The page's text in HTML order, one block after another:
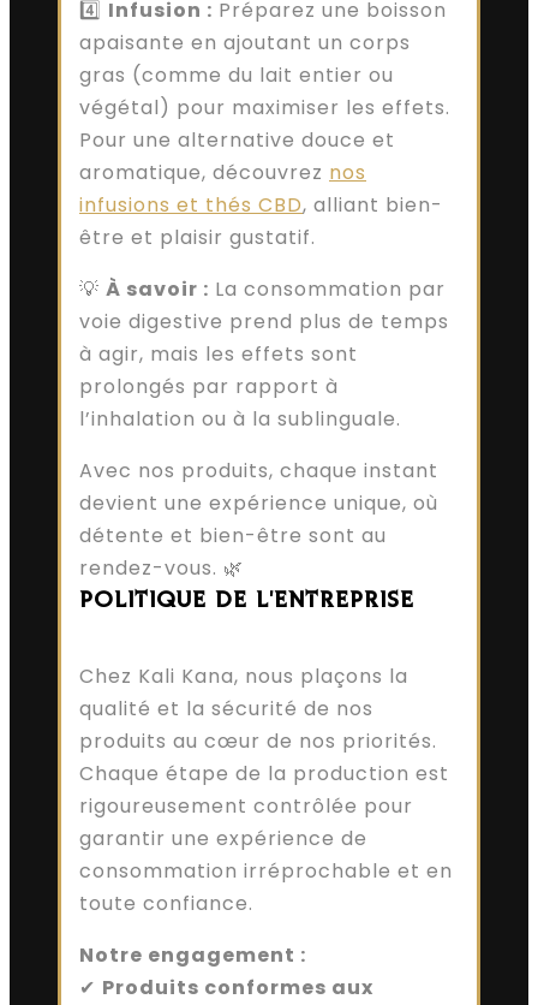
4️⃣ Infusion : Préparez une boisson
apaisante en ajoutant un corps
gras (comme du lait entier ou
végétal) pour maximiser les effets.
Pour une alternative douce et
aromatique, découvrez nos
infusions et thés CBD, alliant bien-
être et plaisir gustatif.
💡 À savoir : La consommation par
voie digestive prend plus de temps
à agir, mais les effets sont
prolongés par rapport à
l’inhalation ou à la sublinguale.
Avec nos produits, chaque instant
devient une expérience unique, où
détente et bien-être sont au
rendez-vous. 🌿
POLITIQUE DE L'ENTREPRISE
Chez Kali Kana, nous plaçons la
qualité et la sécurité de nos
produits au cœur de nos priorités.
Chaque étape de la production est
rigoureusement contrôlée pour
garantir une expérience de
consommation irréprochable et en
toute confiance.
Notre engagement :
✔ Produits conformes aux